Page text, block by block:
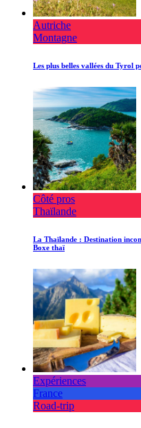
Autriche
Montagne
Les plus belles vallées du Tyrol
Côté pros
Thaïlande
La Thaïlande : Destination
Boxe thaï
Expériences
France
Road-trip